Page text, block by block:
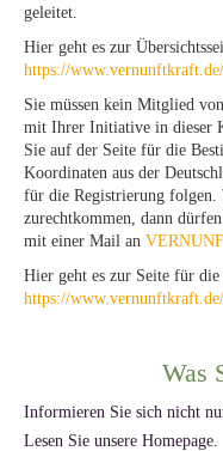
geleitet.
Hier geht es zur
https://
Sie müssen kein Mitglied
mit Ihrer Initiative in dieser
Sie auf der Seite für die
Koordinaten aus der
für die Registrierung
zurechtkommen, dann
mit einer Mail an
Hier geht es zur Seite für
https://
Was
Informieren Sie sich nicht nur
Lesen Sie unsere Homepage.